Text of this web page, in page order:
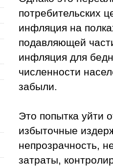
потребительских
инфляция на
подавляющей
инфляция для
численности
забыли.
Это попытка уйти
избыточные
непрозрачность,
затраты,